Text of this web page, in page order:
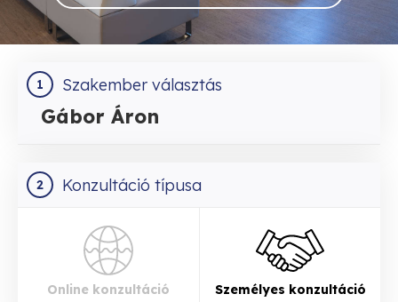
1 Szakember választás
Gábor Áron
Idegsebész
Dr. Schwab Richárd
Belgyógyász, gasztroenterológus
online
2 Konzultáció típusa
Online konzultáció Személyes konzultáció